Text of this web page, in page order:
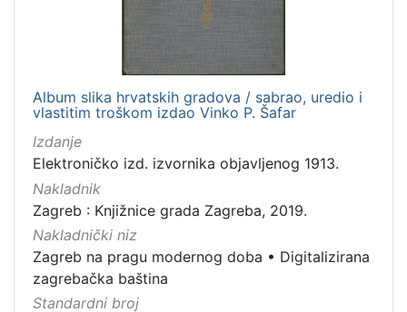
Album slika hrvatskih gradova / sabrao, uredio i
vlastitim troškom izdao Vinko P. Šafar
Izdanje
Elektroničko izd. izvornika objavljenog 1913.
Nakladnik
Zagreb : Knjižnice grada Zagreba, 2019.
Nakladnički niz
Zagreb na pragu modernog doba • Digitalizirana
zagrebačka baština
Standardni broj